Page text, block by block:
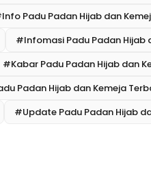
Padu Padan Hijab dan
#Infomasi Padu Padan Hijab
#Kabar Padu Padan Hijab dan
Padan Hijab dan Kemeja
#Update Padu Padan Hijab